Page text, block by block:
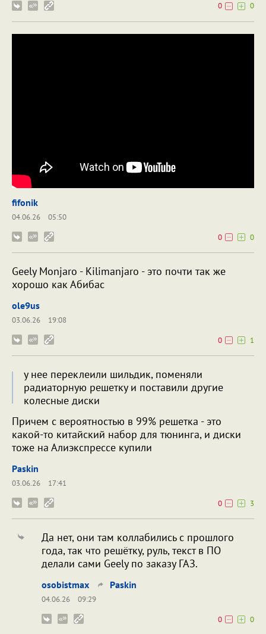
0
0
fifonik
04.06.26
05:50
0
0
Geely Monjaro - Kilimanjaro - это почти так же
хорошо как Абибас
ole9us
03.06.26
19:08
0
1
у нее переклеили шильдик, поменяли
радиаторную решетку и поставили другие
колесные диски
Причем с вероятностью в 99% решетка - это
какой-то китайский набор для тюнинга, и диски
тоже на Алиэкспрессе купили
Paskin
03.06.26
17:41
0
3
Да нет, они там коллабились с прошлого
года, так что решётку, руль, текст в ПО
делали сами Geely по заказу ГАЗ.
osobistmax Paskin
04.06.26
09:29
0
0